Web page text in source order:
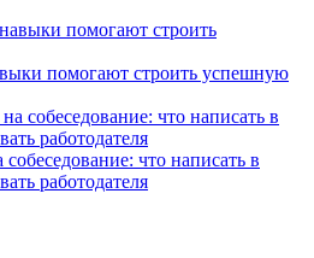
помогают строить успешную
что написать в
работодателя